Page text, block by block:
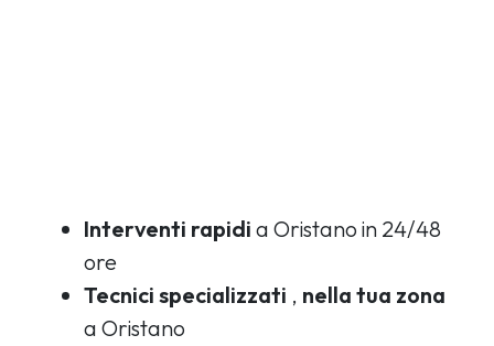
Interventi rapidi a Oristano in 24/48
ore
Tecnici specializzati , nella tua zona
a Oristano